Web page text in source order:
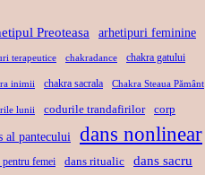
L
I
B
E
R
A
R
E
P
A
N
S
U
Preoteasa arhetipuri feminine
terapeutice chakradance chakra gatului
inimii chakra sacrala Chakra Steaua Pământ
lunii codurile trandafirilor corp
al pantecului dans nonlinear
pentru femei dans ritualic dans sacru